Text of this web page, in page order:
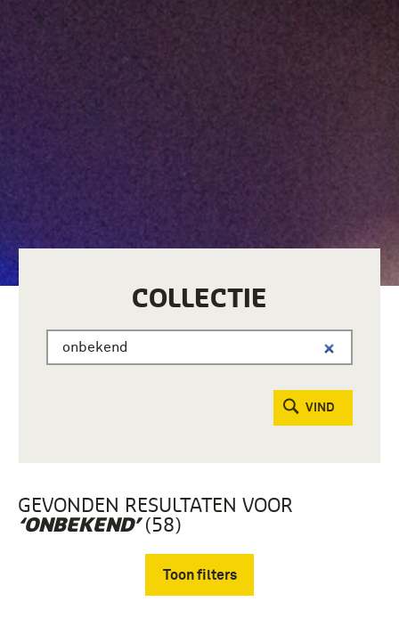
COLLECTIE
VIND
GEVONDEN RESULTATEN VOOR
‘ONBEKEND’(58)
Toon filters